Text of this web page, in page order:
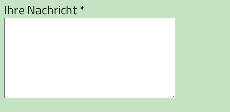
Ihre Nachricht *